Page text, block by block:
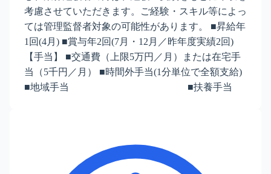
考慮させていただきます。ご経験・スキル等によっ
ては管理監督者対象の可能性があります。 ■昇給年
1回(4月) ■賞与年2回(7月・12月／昨年度実績2回)
【手当】 ■交通費（上限5万円／月）または在宅手
当（5千円／月） ■時間外手当(1分単位で全額支給)
■地域手当 ■扶養手当